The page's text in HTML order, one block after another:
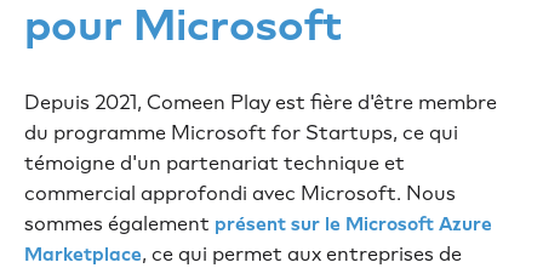
pour Microsoft
Depuis 2021, Comeen Play est fière d'être membre
du programme Microsoft for Startups, ce qui
témoigne d'un partenariat technique et
commercial approfondi avec Microsoft. Nous
sommes également présent sur le Microsoft Azure
Marketplace, ce qui permet aux entreprises de